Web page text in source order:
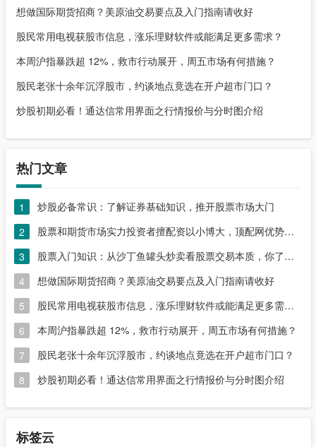
想做国际期货招商？美原油交易要点及入门指南请收好
股民常用电视获股市信息，涨乐理财软件或能满足更多需求？
本周沪指暴跌超 12%，救市行动展开，周五市场有何措施？
股民老张十余年沉浮股市，约谈地点竟选在开户超市门口？
炒股初期必看！通达信常用界面之行情报价与分时图介绍
热门文章
1
炒股必备常识：了解证券基础知识，推开股票市场大门
2
股票和期货市场实力投资者擅配资以小博大，顶配网优势尽显
3
股票入门知识：从沙丁鱼罐头炒卖看股票交易本质，你了解吗？
4
想做国际期货招商？美原油交易要点及入门指南请收好
5
股民常用电视获股市信息，涨乐理财软件或能满足更多需求？
6
本周沪指暴跌超 12%，救市行动展开，周五市场有何措施？
7
股民老张十余年沉浮股市，约谈地点竟选在开户超市门口？
8
炒股初期必看！通达信常用界面之行情报价与分时图介绍
标签云